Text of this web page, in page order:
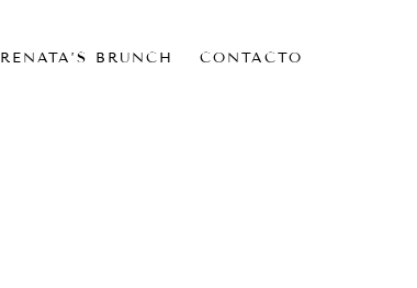
RENATA’S BRUNCH CONTACTO